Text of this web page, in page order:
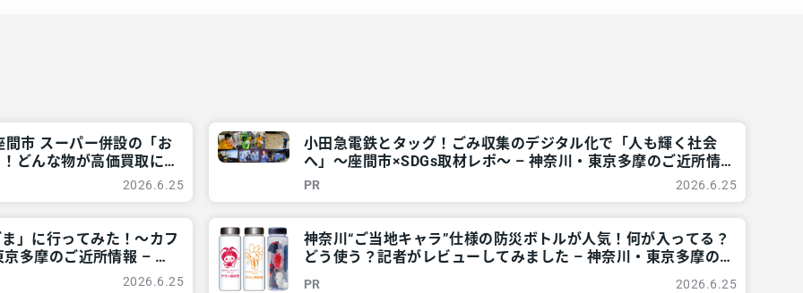
市 スーパー併設の「お
どんな物が高価買取に？
・東京多摩のご近所情
2026.6.25
小田急電鉄とタッグ！ごみ収集のデジタル化で「人も輝く社会
へ」～座間市×SDGs取材レポ～ – 神奈川・東京多摩のご近所情
報 – レアリア
PR 2026.6.25
」に行ってみた！～カフ
多摩のご近所情報 – レ
2026.6.25
神奈川“ご当地キャラ”仕様の防災ボトルが人気！何が入ってる？
どう使う？記者がレビューしてみました – 神奈川・東京多摩の
PR 2026.6.25